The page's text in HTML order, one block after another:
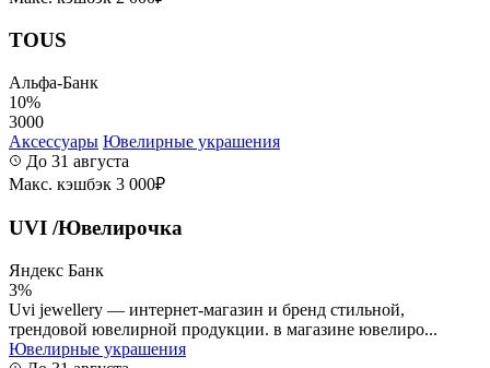
TOUS
Альфа-Банк
10%
3000
Аксессуары Ювелирные украшения
До 31 августа
Макс. кэшбэк 3 000₽
UVI /Ювелирочка
Яндекс Банк
3%
Uvi jewellery — интернет-магазин и бренд стильной,
трендовой ювелирной продукции. в магазине ювелиро...
Ювелирные украшения